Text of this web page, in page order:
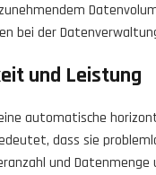
bei der
und Leistung
automatische
dass sie
und Datenmenge